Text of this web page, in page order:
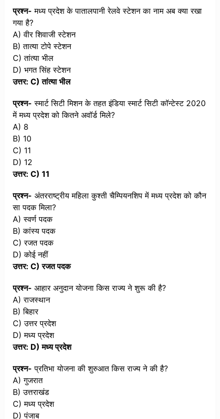
प्रश्न- मध्य प्रदेश के पातालपानी रेलवे स्टेशन का नाम अब क्या रखा
गया है?
A) वीर शिवाजी स्टेशन
B) तात्या टोपे स्टेशन
C) तांत्या भील
D) भगत सिंह स्टेशन
उत्तर: C) तांत्या भील
प्रश्न- स्मार्ट सिटी मिशन के तहत इंडिया स्मार्ट सिटी कॉन्टेस्ट 2020
में मध्य प्रदेश को कितने अवॉर्ड मिले?
A) 8
B) 10
C) 11
D) 12
उत्तर: C) 11
प्रश्न- अंतरराष्ट्रीय महिला कुश्ती चैम्पियनशिप में मध्य प्रदेश को कौन
सा पदक मिला?
A) स्वर्ण पदक
B) कांस्य पदक
C) रजत पदक
D) कोई नहीं
उत्तर: C) रजत पदक
प्रश्न- आहार अनुदान योजना किस राज्य ने शुरू की है?
A) राजस्थान
B) बिहार
C) उत्तर प्रदेश
D) मध्य प्रदेश
उत्तर: D) मध्य प्रदेश
प्रश्न- प्रतिभा योजना की शुरुआत किस राज्य ने की है?
A) गुजरात
B) उत्तराखंड
C) मध्य प्रदेश
D) पंजाब